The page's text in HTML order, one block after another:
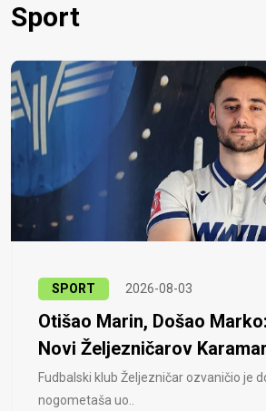
Sport
SPORT 2026-08-03
Otišao Marin, Došao
Novi Željezničarov
Fudbalski klub Željezničar ozvaničio je
nogometaša uo..